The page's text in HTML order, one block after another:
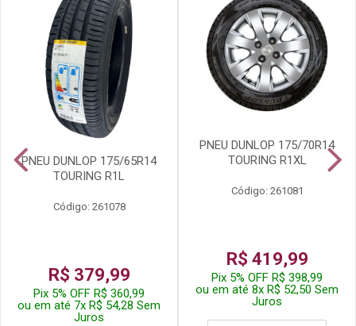
PNEU DUNLOP 175/65R14
TOURING R1L
Código: 261078
R$ 379,99
Pix 5% OFF R$ 360,99
ou em até 7x R$ 54,28 Sem
Juros
PNEU DUNLOP 175/70R14
TOURING R1XL
Código: 261081
R$ 419,99
Pix 5% OFF R$ 398,99
ou em até 8x R$ 52,50 Sem
Juros